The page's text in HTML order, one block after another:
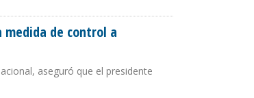
medida de control a
aseguró que el presidente